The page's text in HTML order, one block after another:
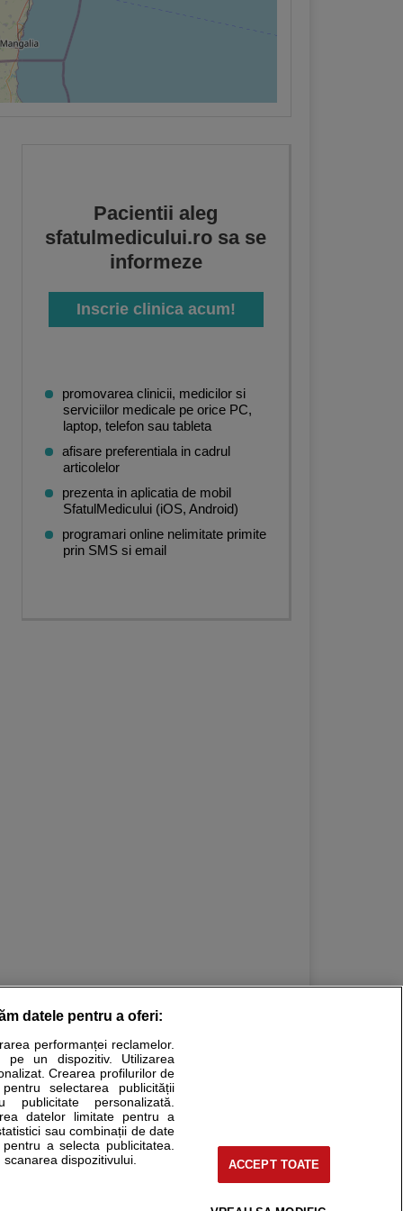
Pacientii aleg
sfatulmedicului.ro sa se
informeze
Inscrie clinica acum!
promovarea clinicii, medicilor si
serviciilor medicale pe orice PC,
laptop, telefon sau tableta
afisare preferentiala in cadrul
articolelor
prezenta in aplicatia de mobil
SfatulMedicului (iOS, Android)
programari online nelimitate primite
prin SMS si email
Stiri medicale
Ele nu pot substitui consultul medical direct si
fie medicul Dvs., fie unul dintre medicii pe care
datele pentru a oferi:
performanței reclamelor.
pe un dispozitiv. Utilizarea
Crearea profilurilor de
selectarea publicității
publicitate personalizată.
datelor limitate pentru a
sau combinații de date
a selecta publicitatea.
dispozitivului.
ACCEPT TOATE